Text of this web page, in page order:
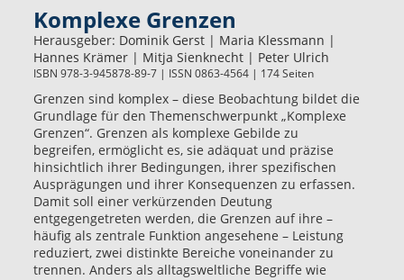
Komplexe Grenzen
Herausgeber: Dominik Gerst | Maria Klessmann |
Hannes Krämer | Mitja Sienknecht | Peter Ulrich
ISBN 978-3-945878-89-7 | ISSN 0863-4564 | 174 Seiten
Grenzen sind komplex – diese Beobachtung bildet die
Grundlage für den Themenschwerpunkt „Komplexe
Grenzen“. Grenzen als komplexe Gebilde zu
begreifen, ermöglicht es, sie adäquat und präzise
hinsichtlich ihrer Bedingungen, ihrer spezifischen
Ausprägungen und ihrer Konsequenzen zu erfassen.
Damit soll einer verkürzenden Deutung
entgegengetreten werden, die Grenzen auf ihre –
häufig als zentrale Funktion angesehene – Leistung
reduziert, zwei distinkte Bereiche voneinander zu
trennen. Anders als alltagsweltliche Begriffe wie